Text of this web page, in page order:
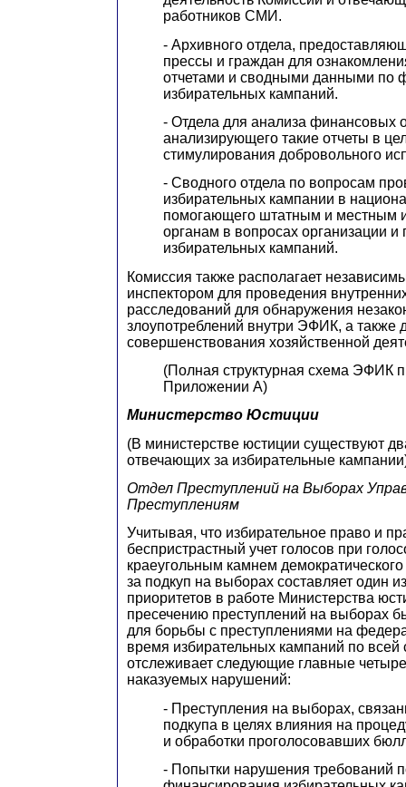
работников СМИ.
- Архивного отдела,
прессы и граждан для
отчетами и сводными данными по
избирательных кампаний.
- Отдела для анализа финансовых
анализирующего такие отчеты в
стимулирования добровольного
- Сводного отдела по вопросам
избирательных кампании в
помогающего штатным и местным
органам в вопросах организации и
избирательных кампаний.
Комиссия также располагает
инспектором для проведения
расследований для обнаружения
злоупотреблений внутри ЭФИК, а также
совершенствования хозяйственной
(Полная структурная схема ЭФИК
Приложении А)
Министерство Юстиции
(В министерстве юстиции существуют
отвечающих за избирательные
Отдел Преступлений на Выборах
Преступлениям
Учитывая, что избирательное право и
беспристрастный учет голосов при
краеугольным камнем
за подкуп на выборах составляет один
приоритетов в работе Министерства
пресечению преступлений на выборах
для борьбы с преступлениями на
время избирательных кампаний по всей
отслеживает следующие главные
наказуемых нарушений:
- Преступления на выборах,
подкупа в целях влияния на
и обработки проголосовавших
- Попытки нарушения требований